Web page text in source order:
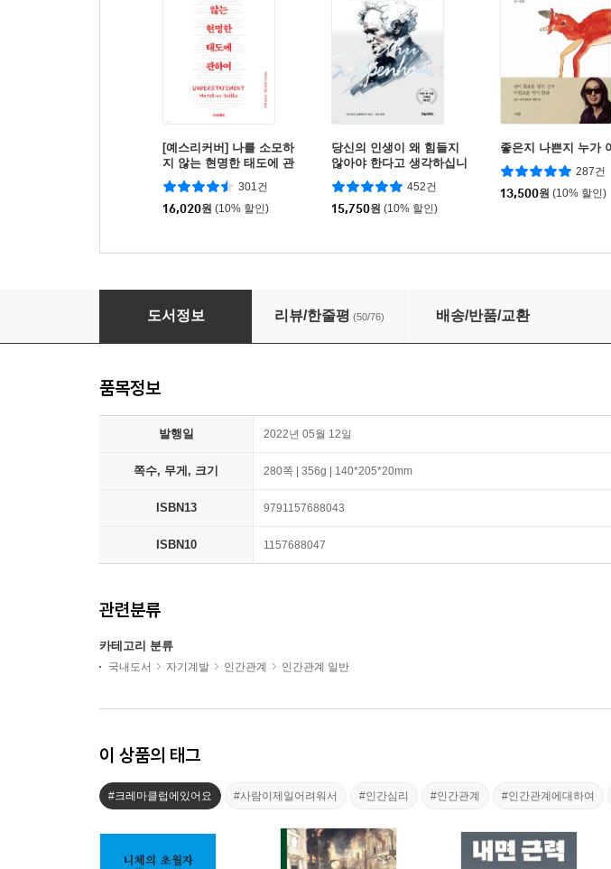
[예스리커버] 나를 소모하
지 않는 현명한 태도에 관
하여
301건
16,020원 (10% 할인)
당신의 인생이 왜 힘들지
않아야 한다고 생각하십니
까
452건
15,750원 (10% 할인)
좋은지 나쁜지 누가
287건
13,500원 (10% 할인)
힘들어도 사람한테 너무 기대지 마세요
도서정보 리뷰/한줄평 (50/76) 배송/반품/교환
품목정보
발행일 2022년 05월 12일
쪽수, 무게, 크기 280쪽 | 356g | 140*205*20mm
ISBN13 9791157688043
ISBN10 1157688047
관련분류
카테고리 분류
국내도서 자기계발 인간관계 인간관계 일반
이 상품의 태그
#크레마클럽에있어요 #사람이제일어려워서 #인간심리 #인간관계 #인간관계에대하여